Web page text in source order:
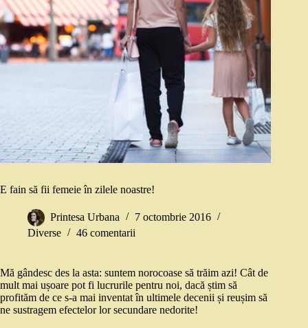
E fain să fii femeie în zilele noastre!
Printesa Urbana
7 octombrie 2016
Diverse
46 comentarii
Mă gândesc des la asta: suntem norocoase să trăim azi! Cât de
mult mai ușoare pot fi lucrurile pentru noi, dacă știm să
profităm de ce s-a mai inventat în ultimele decenii și reușim să
ne sustragem efectelor lor secundare nedorite!